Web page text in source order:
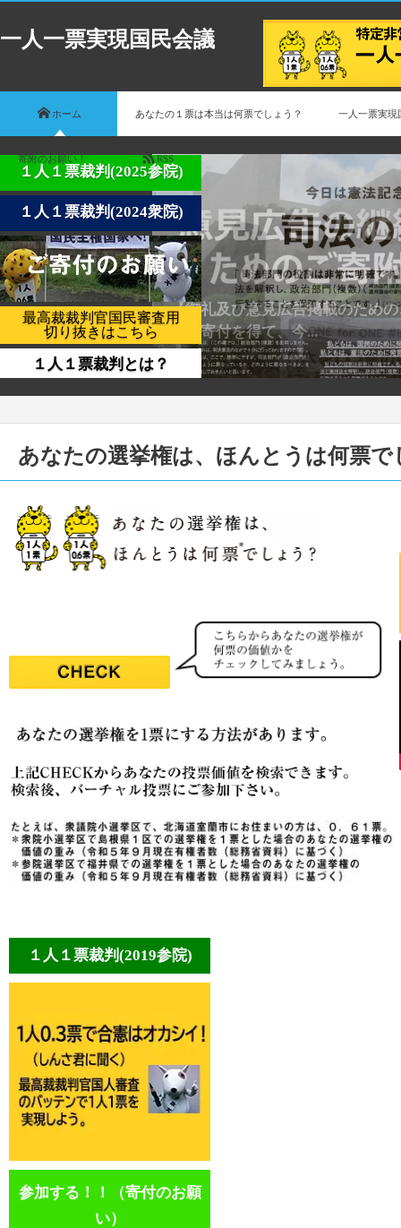
一人一票実現国民会議
ホーム あなたの１票は本当は何票でしょう？ 一人一票実現
寄附のお願い！ RSS
【2026/05/03 東京新聞で意見広
されま...
１人１票裁判(2025参院)
１人１票裁判(2024衆院)
最高裁裁判官国民審査用
切り抜きはこちら
１人１票裁判とは？
あなたの選挙権は、ほんとうは何票で
１人１票裁判(2019参院)
参加する！！（寄付のお願
い）